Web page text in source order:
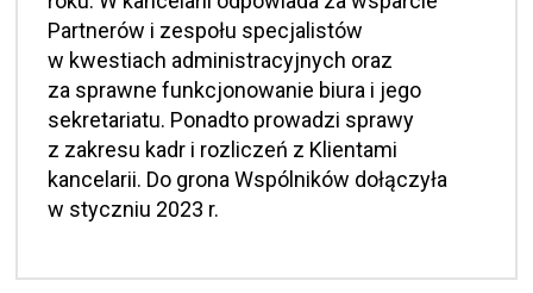
Partnerów i zespołu specjalistów
w kwestiach administracyjnych oraz
za sprawne funkcjonowanie biura i jego
sekretariatu. Ponadto prowadzi sprawy
z zakresu kadr i rozliczeń z Klientami
kancelarii. Do grona Wspólników dołączyła
w styczniu 2023 r.